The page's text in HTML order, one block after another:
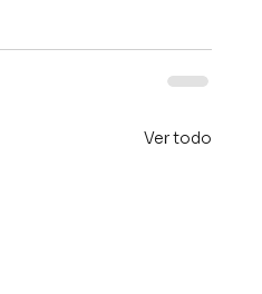
Ver todo